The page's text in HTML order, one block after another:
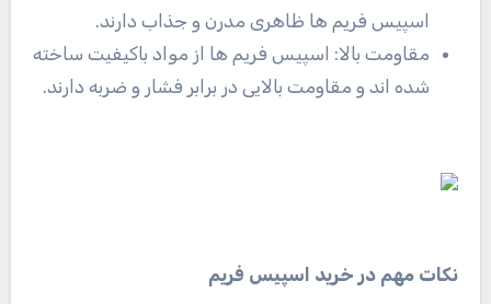
اسپیس فریم ها ظاهری مدرن و جذاب دارند.
مقاومت بالا: اسپیس فریم ها از مواد باکیفیت ساخته
شده اند و مقاومت بالایی در برابر فشار و ضربه دارند.
نکات مهم در خرید اسپیس فریم